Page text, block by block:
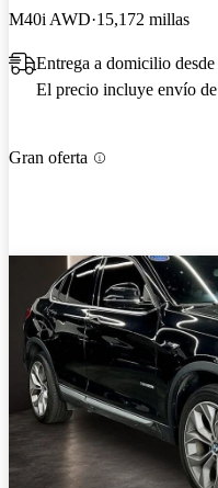
M40i AWD 15,172 millas
Entrega a domicilio
El precio incluye envío
Gran oferta